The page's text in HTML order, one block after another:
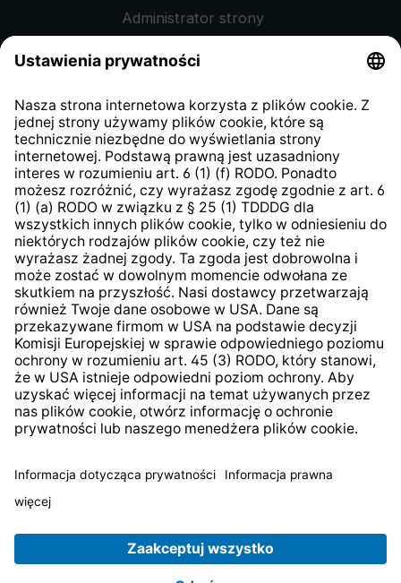
Administrator strony
kontrahentów
Klauzula informacyjna strony
internetowej
Strategia podatkowa
System zgłaszania nieprawidłowości
* Wszystkie ceny zawierają podatek VAT pluskoszty
TechniSat jest firmą należącą do FundacjiLEPPER Stiftung